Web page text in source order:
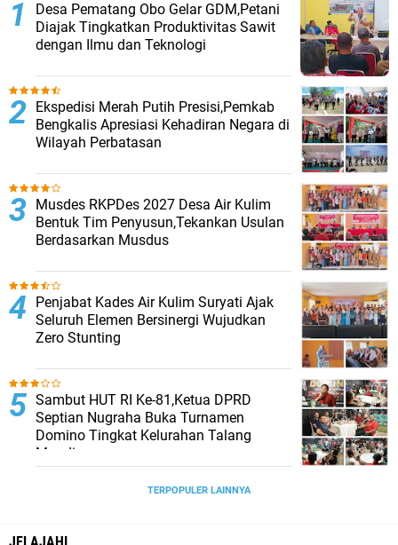
Desa Pematang Obo Gelar GDM,Petani
Diajak Tingkatkan Produktivitas Sawit
dengan Ilmu dan Teknologi
Ekspedisi Merah Putih Presisi,Pemkab
Bengkalis Apresiasi Kehadiran Negara di
Wilayah Perbatasan
Musdes RKPDes 2027 Desa Air Kulim
Bentuk Tim Penyusun,Tekankan Usulan
Berdasarkan Musdus
Penjabat Kades Air Kulim Suryati Ajak
Seluruh Elemen Bersinergi Wujudkan
Zero Stunting
Sambut HUT RI Ke-81,Ketua DPRD
Septian Nugraha Buka Turnamen
Domino Tingkat Kelurahan Talang
Mandi
TERPOPULER LAINNYA